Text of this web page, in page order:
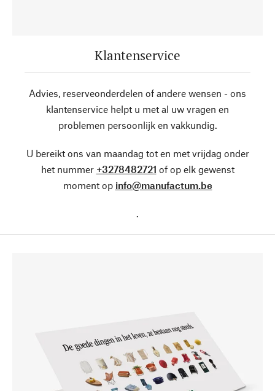
Klantenservice
Advies, reserveonderdelen of andere wensen - ons
klantenservice helpt u met al uw vragen en
problemen persoonlijk en vakkundig.
U bereikt ons van maandag tot en met vrijdag onder
het nummer +3278482721 of op elk gewenst
moment op info@manufactum.be
.